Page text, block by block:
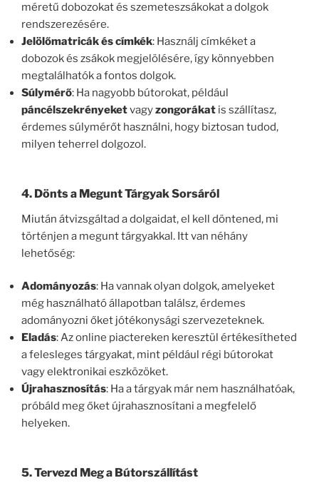
méretű dobozokat és szemeteszsákokat a dolgok
rendszerezésére.
Jelölőmatricák és címkék: Használj címkéket a
dobozok és zsákok megjelölésére, így könnyebben
megtalálhatók a fontos dolgok.
Súlymérő: Ha nagyobb bútorokat, például
páncélszekrényeketvagyzongorákat is szállítasz,
érdemes súlymérőt használni, hogy biztosan tudod,
milyen teherrel dolgozol.
4. Dönts a Megunt Tárgyak Sorsáról
Miután átvizsgáltad a dolgaidat, el kell döntened, mi
történjen a megunt tárgyakkal. Itt van néhány
lehetőség:
Adományozás: Ha vannak olyan dolgok, amelyeket
még használható állapotban találsz, érdemes
adományozni őket jótékonysági szervezeteknek.
Eladás: Az online piactereken keresztül értékesítheted
a felesleges tárgyakat, mint például régi bútorokat
vagy elektronikai eszközöket.
Újrahasznosítás: Ha a tárgyak már nem használhatóak,
próbáld meg őket újrahasznosítani a megfelelő
helyeken.
5. Tervezd Meg a Bútorszállítást